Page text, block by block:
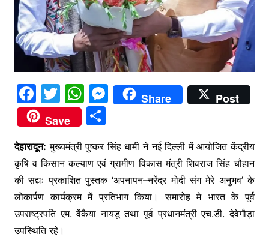
F
a
c
e
b
o
o
k
T
w
itt
er
W
h
at
s
A
p
p
M
e
s
e
n
g
Share
Post
Save
S
ar
e
देहारादून: मुख्यमंत्री पुष्कर सिंह धामी ने नई दिल्ली में आयोजित केंद्रीय
कृषि व किसान कल्याण एवं ग्रामीण विकास मंत्री शिवराज सिंह चौहान
की सद्यः प्रकाशित पुस्तक ‘अपनापन–नरेंद्र मोदी संग मेरे अनुभव’ के
लोकार्पण कार्यक्रम में प्रतिभाग किया। समारोह मे भारत के पूर्व
उपराष्ट्रपति एम. वेंकैया नायडू तथा पूर्व प्रधानमंत्री एच.डी. देवेगौड़ा
उपस्थिति रहे।